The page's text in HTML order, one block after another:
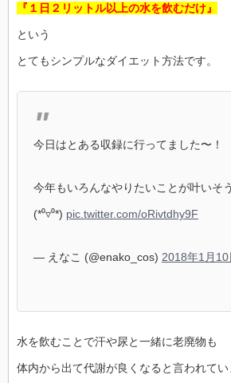
『１日２リットル以上の水を飲むだけ』
という
とてもシンプルなダイエット方法です。
今日はとある収録に行ってました〜！
今年もいろんなやりたいことが叶いそ
(*⁰▿⁰*) pic.twitter.com/oRivtdhy9F
— えなこ (@enako_cos) 2018年1月10
水を飲むことで汗や尿と一緒に老廃物も
体内から出て代謝が良くなると言われてい